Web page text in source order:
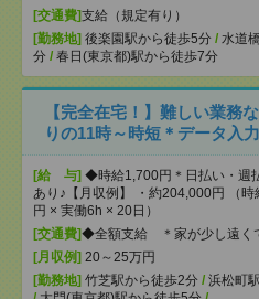
[交通費]支給（規定有り）
[勤務地] 後楽園駅から徒歩5分 / 水道
分 / 春日(東京都)駅から徒歩7分
【完全在宅！】難しい業務
りの11時～時短＊データ入
[給 与] ◆時給1,700円＊日払い・週
あり♪【月収例】 ・約204,000円 （時
円 × 実働6h × 20日）
[交通費]◆全額支給 ＊家が少し遠く
[月収例] 20～25万円
[勤務地] 竹芝駅から徒歩2分 / 浜松町